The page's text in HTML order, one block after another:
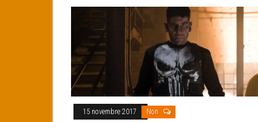
15 novembre 2017 Non